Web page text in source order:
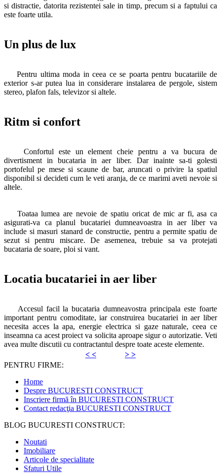
si distractie, datorita rezistentei sale in timp, precum si a faptului ca
este foarte utila.
Un plus de lux
Pentru ultima moda in ceea ce se poarta pentru bucatariile de
exterior s-ar putea lua in considerare instalarea de pergole, sistem
stereo, plafon fals, televizor si altele.
Ritm si confort
Confortul este un element cheie pentru a va bucura de
divertisment in bucataria in aer liber. Dar inainte sa-ti golesti
portofelul pe mese si scaune de bar, aruncati o privire la spatiul
disponibil si decideti cum le veti aranja, de ce marimi aveti nevoie si
altele.
Toataa lumea are nevoie de spatiu oricat de mic ar fi, asa ca
asigurati-va ca planul bucatariei dumneavoastra in aer liber va
include si masuri stanard de constructie, pentru a permite spatiu de
sezut si pentru miscare. De asemenea, trebuie sa va protejati
bucataria de soare, ploi si vant.
Locatia bucatariei in aer liber
Accesul facil la bucataria dumneavostra principala este foarte
important pentru comoditate, iar construirea bucatariei in aer liber
necesita acces la apa, energie electrica si gaze naturale, ceea ce
inseamna ca acest proiect va solicita aproape sigur o autorizatie. Veti
avea multe discutii cu contractantul despre toate aceste elemente.
< <
> >
PENTRU FIRME:
Home
Despre BUCURESTI CONSTRUCT
Inscriere firmă în BUCURESTI CONSTRUCT
Contact redacţia BUCURESTI CONSTRUCT
BLOG BUCURESTI CONSTRUCT:
Noutati
Imobiliare
Articole de specialitate
Sfaturi Utile